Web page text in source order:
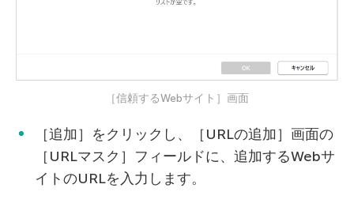
［信頼するWebサイト］画面
［追加］をクリックし、［URLの追加］画面の
［URLマスク］フィールドに、追加するWebサ
イトのURLを入力します。